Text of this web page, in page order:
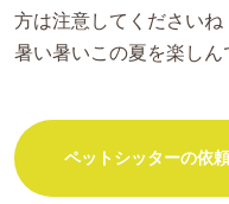
方は注意してくださいね
暑い暑いこの夏を楽しん
ペットシッターの依頼